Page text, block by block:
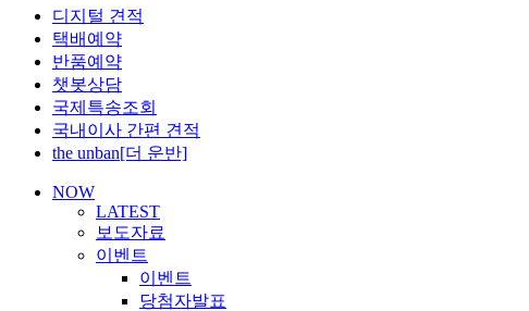
디지털 견적
택배예약
반품예약
챗봇상담
국제특송조회
국내이사 간편 견적
the unban[더 운반]
NOW
LATEST
보도자료
이벤트
이벤트
당첨자발표